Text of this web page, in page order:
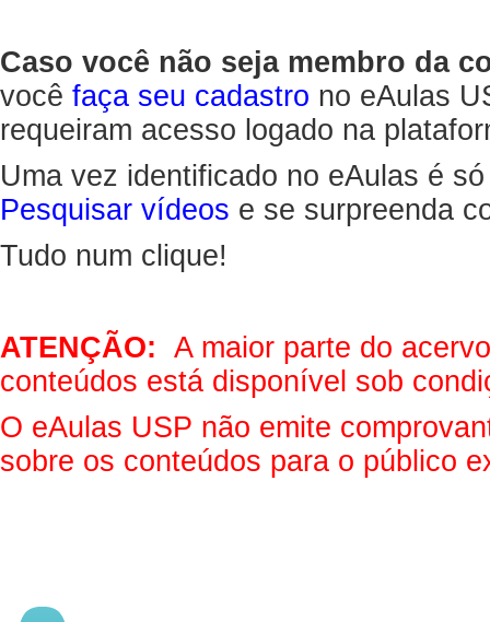
Caso você não seja membro da
você faça seu cadastro no eAulas
requeiram acesso logado na
Uma vez identificado no eAulas é
Pesquisar vídeos e se surpreenda
Tudo num clique!
ATENÇÃO: A maior parte do
conteúdos está disponível sob
O eAulas USP não emite
sobre os conteúdos para o público